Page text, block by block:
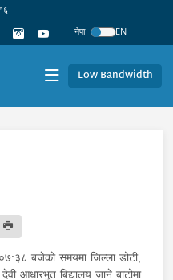
नेपा
EN
Low Bandwidth
बजेको समयमा जिल्ला डोटी,
देवी आधारभुत बिद्यालय जाने बाटोमा